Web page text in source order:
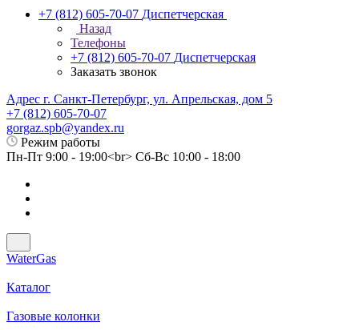
+7 (812) 605-70-07 Диспетчерская
Назад
Телефоны
+7 (812) 605-70-07 Диспетчерская
Заказать звонок
Адрес г. Санкт-Петербург, ул. Апрельская, дом 5
+7 (812) 605-70-07
gorgaz.spb@yandex.ru
Режим работы
Пн-Пт 9:00 - 19:00<br> Сб-Вс 10:00 - 18:00
WaterGas
Каталог
Газовые колонки